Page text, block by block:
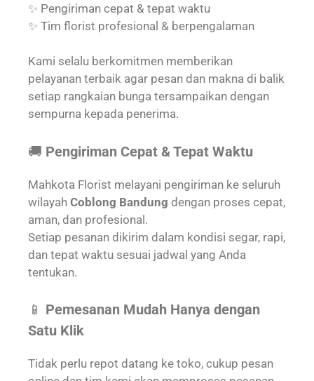
✨ Pengiriman cepat & tepat waktu
✨ Tim florist profesional & berpengalaman
Kami selalu berkomitmen memberikan
pelayanan terbaik agar pesan dan makna di balik
setiap rangkaian bunga tersampaikan dengan
sempurna kepada penerima.
🚚 Pengiriman Cepat & Tepat Waktu
Mahkota Florist melayani pengiriman ke seluruh
wilayah Coblong Bandung dengan proses cepat,
aman, dan profesional.
Setiap pesanan dikirim dalam kondisi segar, rapi,
dan tepat waktu sesuai jadwal yang Anda
tentukan.
📱 Pemesanan Mudah Hanya dengan
Satu Klik
Tidak perlu repot datang ke toko, cukup pesan